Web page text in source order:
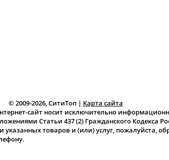
© 2009-2026, СитиТоп | Карта сайта
сайт носит исключительно
Статьи 437 (2) Гражданского Кодекса
товаров и (или) услуг, пожалуйста,